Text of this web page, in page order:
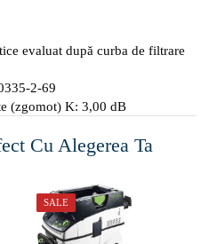
evaluat după curba de filtrare
2-69
(zgomot) K: 3,00 dB
Cu Alegerea Ta
SALE